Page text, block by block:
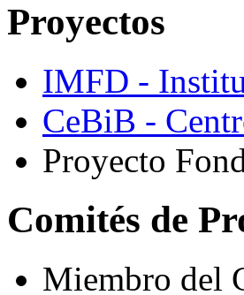
Proyectos
IMFD -
CeBiB -
Proyecto
Comités de
Miembro del